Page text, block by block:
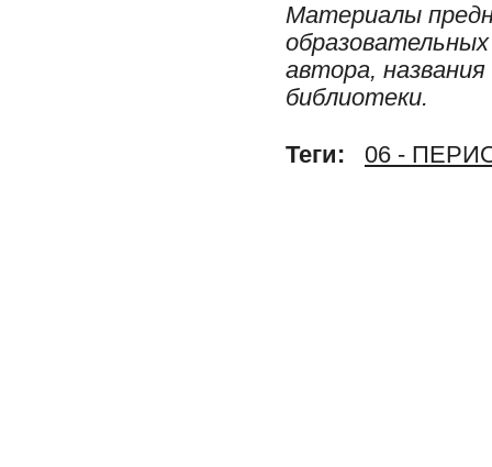
Материалы
автора,
библиотеки.
Теги: 06 -